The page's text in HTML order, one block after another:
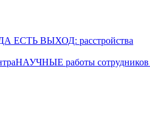
ЕСТЬ ВЫХОД: расстройства
НАУЧНЫЕ работы сотрудников